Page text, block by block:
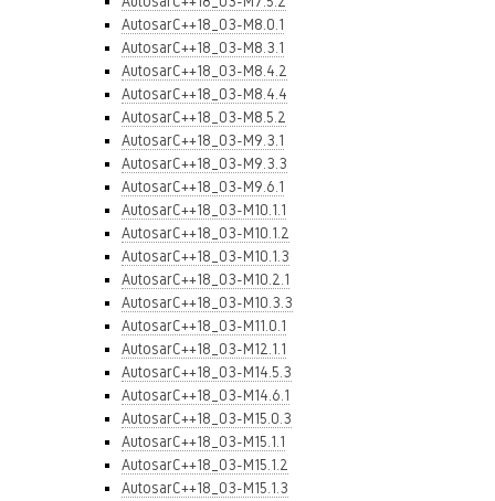
AutosarC++18_03-M8.0.1
AutosarC++18_03-M8.3.1
AutosarC++18_03-M8.4.2
AutosarC++18_03-M8.4.4
AutosarC++18_03-M8.5.2
AutosarC++18_03-M9.3.1
AutosarC++18_03-M9.3.3
AutosarC++18_03-M9.6.1
AutosarC++18_03-M10.1.1
AutosarC++18_03-M10.1.2
AutosarC++18_03-M10.1.3
AutosarC++18_03-M10.2.1
AutosarC++18_03-M10.3.3
AutosarC++18_03-M11.0.1
AutosarC++18_03-M12.1.1
AutosarC++18_03-M14.5.3
AutosarC++18_03-M14.6.1
AutosarC++18_03-M15.0.3
AutosarC++18_03-M15.1.1
AutosarC++18_03-M15.1.2
AutosarC++18_03-M15.1.3